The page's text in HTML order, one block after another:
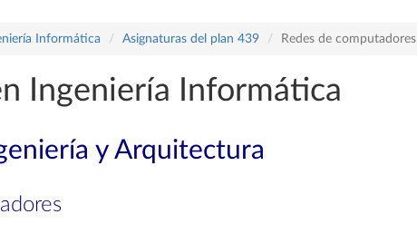
Informática Asignaturas del plan 439 Redes de computadores
Ingeniería Informática
y Arquitectura